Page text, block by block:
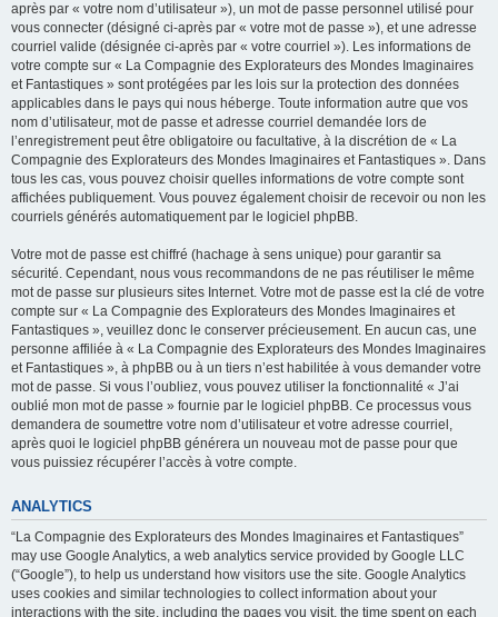
après par « votre nom d’utilisateur »), un mot de passe personnel utilisé pour
vous connecter (désigné ci-après par « votre mot de passe »), et une adresse
courriel valide (désignée ci-après par « votre courriel »). Les informations de
votre compte sur « La Compagnie des Explorateurs des Mondes Imaginaires
et Fantastiques » sont protégées par les lois sur la protection des données
applicables dans le pays qui nous héberge. Toute information autre que vos
nom d’utilisateur, mot de passe et adresse courriel demandée lors de
l’enregistrement peut être obligatoire ou facultative, à la discrétion de « La
Compagnie des Explorateurs des Mondes Imaginaires et Fantastiques ». Dans
tous les cas, vous pouvez choisir quelles informations de votre compte sont
affichées publiquement. Vous pouvez également choisir de recevoir ou non les
courriels générés automatiquement par le logiciel phpBB.
Votre mot de passe est chiffré (hachage à sens unique) pour garantir sa
sécurité. Cependant, nous vous recommandons de ne pas réutiliser le même
mot de passe sur plusieurs sites Internet. Votre mot de passe est la clé de votre
compte sur « La Compagnie des Explorateurs des Mondes Imaginaires et
Fantastiques », veuillez donc le conserver précieusement. En aucun cas, une
personne affiliée à « La Compagnie des Explorateurs des Mondes Imaginaires
et Fantastiques », à phpBB ou à un tiers n’est habilitée à vous demander votre
mot de passe. Si vous l’oubliez, vous pouvez utiliser la fonctionnalité « J’ai
oublié mon mot de passe » fournie par le logiciel phpBB. Ce processus vous
demandera de soumettre votre nom d’utilisateur et votre adresse courriel,
après quoi le logiciel phpBB générera un nouveau mot de passe pour que
vous puissiez récupérer l’accès à votre compte.
ANALYTICS
“La Compagnie des Explorateurs des Mondes Imaginaires et Fantastiques”
may use Google Analytics, a web analytics service provided by Google LLC
(“Google”), to help us understand how visitors use the site. Google Analytics
uses cookies and similar technologies to collect information about your
interactions with the site, including the pages you visit, the time spent on each